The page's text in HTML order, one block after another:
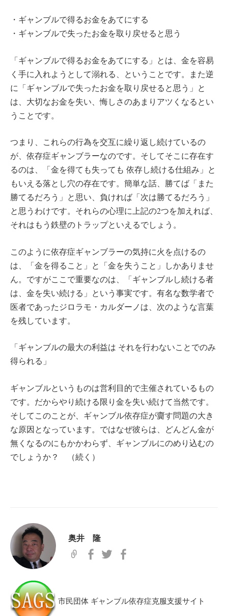
・ギャンブルで得るお金をあてにする
・ギャンブルで失ったお金を取り戻せると思う
「ギャンブルで得るお金をあてにする」とは、金を容易
く手に入れようとして溺れる、ということです。また逆
に「ギャンブルで失ったお金を取り戻せると思う」と
は、大切なお金を失い、悔しさのあまりアツくなるとい
うことです。
つまり、これらの行為を交互に繰り返し続けているの
が、依存症ギャンブラーなのです。そしてそこに存在す
るのは、「金を得ても失っても 依存し続ける仕組み」と
もいえる落とし穴の存在です。簡単な話、勝てば「また
勝てるだろう」と思い、負ければ「次は勝てるだろう」
と思うわけです。それらの心理に上記の2つを加えれば、
それはもう鉄壁のトラップといえるでしょう。
このように依存症ギャンブラーの気持に火を点けるの
は、「金を得ること」と「金を失うこと」しかありませ
ん。ですがここで重要なのは、「ギャンブルし続ける者
は、金を失い続ける」という事実です。有名な数学者で
医者であったジロラモ・カルダーノは、次のような言葉
を残しています。
「ギャンブルの最大の利益は それを行わないことでのみ
得られる」
ギャンブルというものは営利目的で主催されているもの
です。だからやり続ける限り金を失い続けて当然です。
そしてこのことが、ギャンブル依存症が齎す問題の大き
な原因となっています。ではなぜ彼らは、どんどん金が
無くなるのにもかかわらず、ギャンブルにのめり込むの
でしょうか？ （続く）
奥井 隆
市民団体 ギャンブル依存症克服支援サイト